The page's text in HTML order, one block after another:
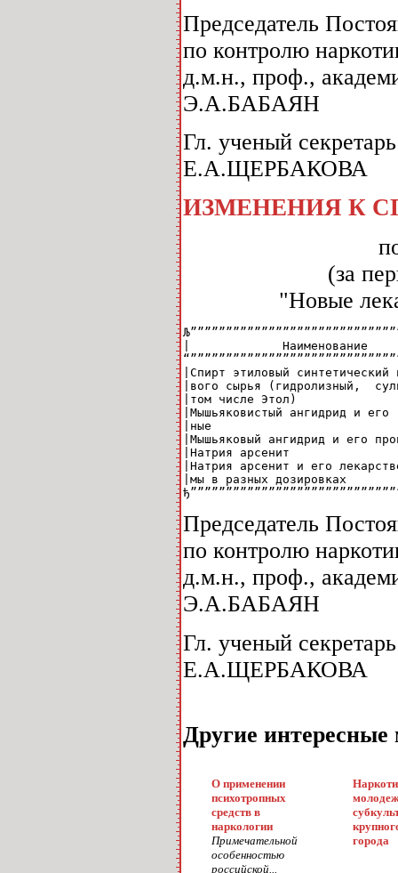
Председатель
по контролю
д.м.н., проф.,
Э.А.БАБАЯН
Гл. ученый
Е.А.ЩЕРБАКОВА
ИЗМЕНЕНИЯ К
(за
"Новые
|             Наименование
|Спирт этиловый
|вого сырья (гидролизный,
|том числе Этол)
|Мышьяковистый ангидрид и
|ные
|Мышьяковый ангидрид и его
|Натрия арсенит
|Натрия арсенит и его
|мы в разных дозировках
Председатель
по контролю
д.м.н., проф.,
Э.А.БАБАЯН
Гл. ученый
Е.А.ЩЕРБАКОВА
Другие
О применении
психотропных
средств в
наркологии
Примечательной
особенностью
российской...
города